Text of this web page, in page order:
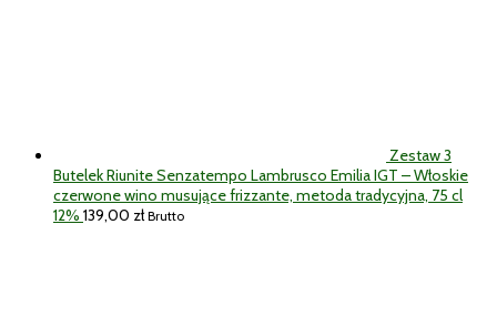
Zestaw 3
Butelek Riunite Senzatempo Lambrusco Emilia IGT – Włoskie
czerwone wino musujące frizzante, metoda tradycyjna, 75 cl
12% 139,00 zł Brutto